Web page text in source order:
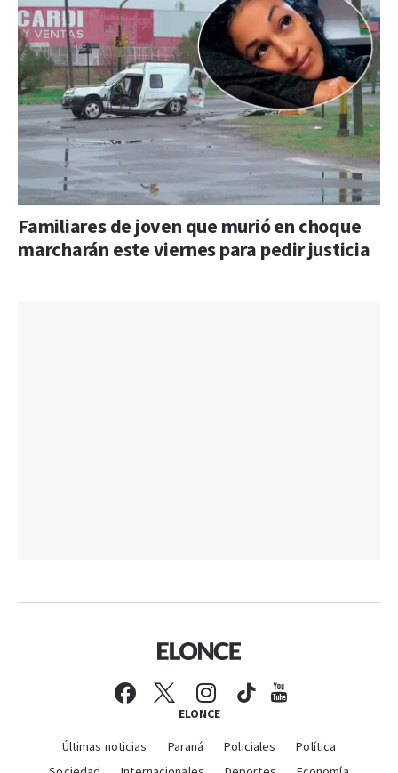
Familiares de joven que murió en choque
marcharán este viernes para pedir justicia
ELONCE
Últimas noticias Paraná Policiales
Política